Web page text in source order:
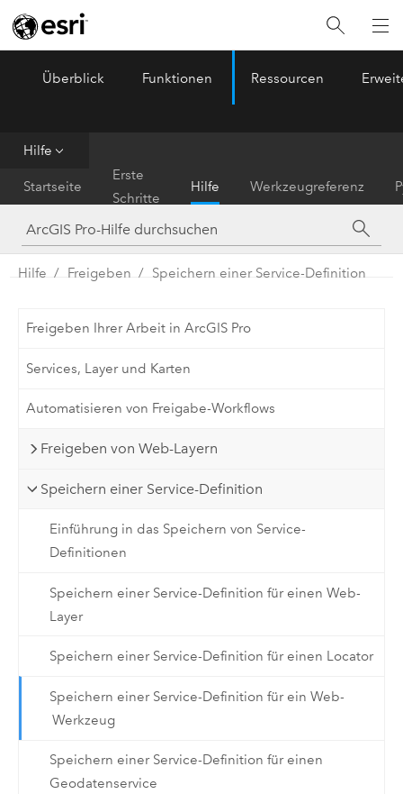
ArcGIS Pro
Überblick Funktionen Ressourcen
Hilfe
Startseite
Erste
Schritte
Hilfe Werkzeugreferenz
Hilfe Freigeben Speichern einer Service-Definition
Freigeben Ihrer Arbeit in ArcGIS Pro
Services, Layer und Karten
Automatisieren von Freigabe-Workflows
Freigeben von Web-Layern
Speichern einer Service-Definition
Einführung in das Speichern von Service-
Definitionen
Speichern einer Service-Definition für einen Web-
Layer
Speichern einer Service-Definition für einen Locator
Speichern einer Service-Definition für ein Web-
Werkzeug
Speichern einer Service-Definition für einen
Geodatenservice